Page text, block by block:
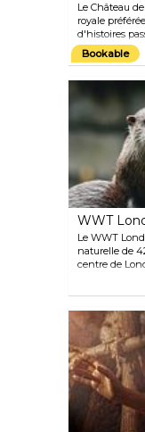
Le Château
royale
d'histoires
l'intérieur du
Hall médiéval
beaucoup à
notamment
magnifiques
autres points
conférences
florale
Bookable
WWT
Le WWT
naturelle de
centre de
oiseaux
yeux ouverts
famille de
visite guidée
Water's Edge
intérieures et